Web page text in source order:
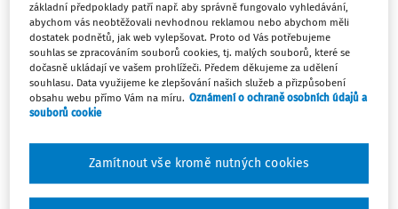
Nejnovější Nejstarší
KARTY BOZP
Pečovatelka dětí, chůva
Charakteristickým místem výkonu práce jsou vnitřní
vykonávána také v prostorách uzpůsobených pro péči o
děti, jakými dětské koutky v hotelích, nákupních
základní předpoklady patří např. aby správně fungovalo vyhledávání,
abychom vás neobtěžovali nevhodnou reklamou nebo abychom měli
dostatek podnětů, jak web vylepšovat. Proto od Vás potřebujeme
souhlas se zpracováním souborů cookies, tj. malých souborů, které se
dočasně ukládají ve vašem prohlížeči. Předem děkujeme za udělení
souhlasu. Data využijeme ke zlepšování našich služeb a přizpůsobení
obsahu webu přímo Vám na míru. Oznámení o ochraně osobních údajů a
souborů cookie
Zamítnout vše kromě nutných cookies